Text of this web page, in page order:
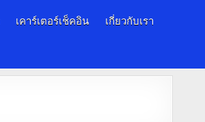
เคาร์เตอร์เช็คอิน
เกี่ยวกับเรา